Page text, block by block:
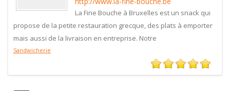
La Fine Bouche à Bruxelles est un snack qui
propose de la petite restauration grecque, des plats à emporter
mais aussi de la livraison en entreprise. Notre
Sandwicherie